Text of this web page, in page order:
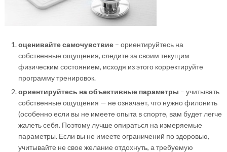
оценивайте самочувствие– ориентируйтесь на
собственные ощущения, следите за своим текущим
физическим состоянием, исходя из этого корректируйте
программу тренировок.
ориентируйтесь на объективные параметры – учитывать
собственные ощущения — не означает, что нужно филонить
(особенно если вы не имеете опыта в спорте, вам будет легче
жалеть себя. Поэтому лучше опираться на измеряемые
параметры. Если вы не имеете ограничений по здоровью,
учитывайте не свое желание отдохнуть, а требуемую